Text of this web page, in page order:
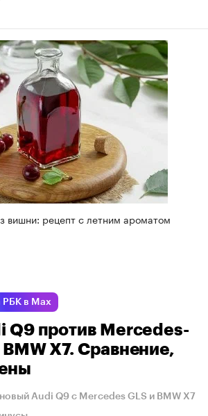
вишни: рецепт с летним ароматом
РБК в Max
Q9 против Mercedes-
BMW X7. Сравнение,
Audi Q9 с Mercedes GLS и BMW X7